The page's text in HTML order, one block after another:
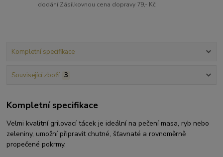
dodání Zásilkovnou cena dopravy 79,- Kč
Kompletní specifikace
Související zboží 3
Kompletní specifikace
Velmi kvalitní grilovací tácek je ideální na pečení masa, ryb nebo
zeleniny, umožní připravit chutné, šťavnaté a rovnoměrně
propečené pokrmy.